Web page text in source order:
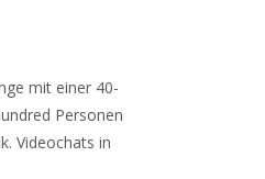
mit einer 40-
Personen
Videochats in